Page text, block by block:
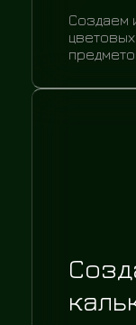
Создаем